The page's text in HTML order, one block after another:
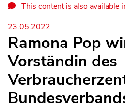
This content is also available
23.05.2022
Ramona Pop
Vorständin des